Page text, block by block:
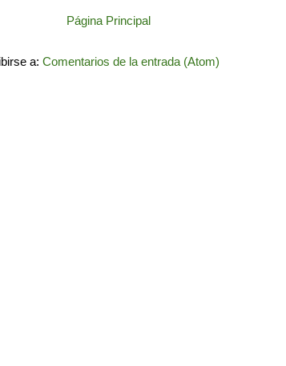
Página Principal
a: Comentarios de la entrada (Atom)